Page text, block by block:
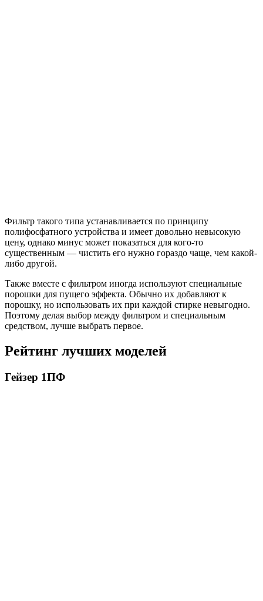
Фильтр такого типа устанавливается по принципу
полифосфатного устройства и имеет довольно невысокую
цену, однако минус может показаться для кого-то
существенным — чистить его нужно гораздо чаще, чем какой-
либо другой.
Также вместе с фильтром иногда используют специальные
порошки для пущего эффекта. Обычно их добавляют к
порошку, но использовать их при каждой стирке невыгодно.
Поэтому делая выбор между фильтром и специальным
средством, лучше выбрать первое.
Рейтинг лучших моделей
Гейзер 1ПФ